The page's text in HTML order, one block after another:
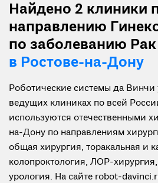
Найдено 2 клиники
направлению
по заболеванию
в Ростове-на-Дону
Роботические системы да Винчи
ведущих клиниках по всей
используются отечественными
на-Дону по направлениям
общая хирургия, торакальная и
колопроктология, ЛОР-
урология. На сайте robot-